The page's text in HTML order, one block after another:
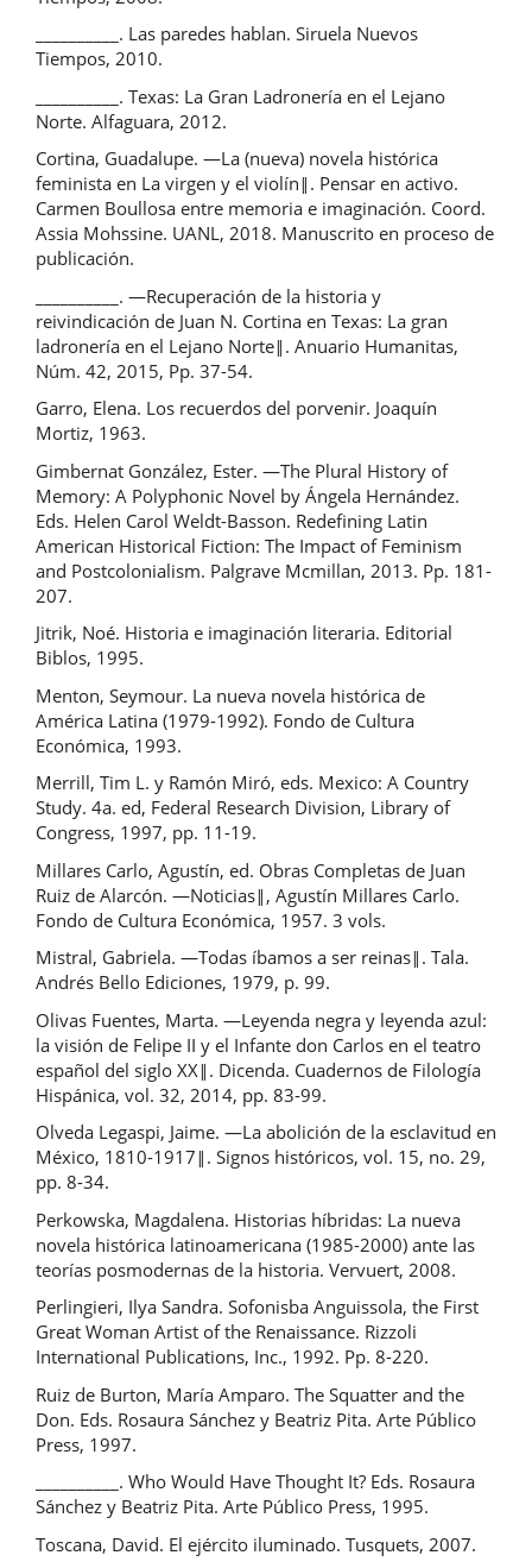
__________. Las paredes hablan. Siruela Nuevos
Tiempos, 2010.
__________. Texas: La Gran Ladronería en el Lejano
Norte. Alfaguara, 2012.
Cortina, Guadalupe. ―La (nueva) novela histórica
feminista en La virgen y el violín‖. Pensar en activo.
Carmen Boullosa entre memoria e imaginación. Coord.
Assia Mohssine. UANL, 2018. Manuscrito en proceso de
publicación.
__________. ―Recuperación de la historia y
reivindicación de Juan N. Cortina en Texas: La gran
ladronería en el Lejano Norte‖. Anuario Humanitas,
Núm. 42, 2015, Pp. 37-54.
Garro, Elena. Los recuerdos del porvenir. Joaquín
Mortiz, 1963.
Gimbernat González, Ester. ―The Plural History of
Memory: A Polyphonic Novel by Ángela Hernández.
Eds. Helen Carol Weldt-Basson. Redefining Latin
American Historical Fiction: The Impact of Feminism
and Postcolonialism. Palgrave Mcmillan, 2013. Pp. 181-
207.
Jitrik, Noé. Historia e imaginación literaria. Editorial
Biblos, 1995.
Menton, Seymour. La nueva novela histórica de
América Latina (1979-1992). Fondo de Cultura
Económica, 1993.
Merrill, Tim L. y Ramón Miró, eds. Mexico: A Country
Study. 4a. ed, Federal Research Division, Library of
Congress, 1997, pp. 11-19.
Millares Carlo, Agustín, ed. Obras Completas de Juan
Ruiz de Alarcón. ―Noticias‖, Agustín Millares Carlo.
Fondo de Cultura Económica, 1957. 3 vols.
Mistral, Gabriela. ―Todas íbamos a ser reinas‖. Tala.
Andrés Bello Ediciones, 1979, p. 99.
Olivas Fuentes, Marta. ―Leyenda negra y leyenda azul:
la visión de Felipe II y el Infante don Carlos en el teatro
español del siglo XX‖. Dicenda. Cuadernos de Filología
Hispánica, vol. 32, 2014, pp. 83-99.
Olveda Legaspi, Jaime. ―La abolición de la esclavitud en
México, 1810-1917‖. Signos históricos, vol. 15, no. 29,
pp. 8-34.
Perkowska, Magdalena. Historias híbridas: La nueva
novela histórica latinoamericana (1985-2000) ante las
teorías posmodernas de la historia. Vervuert, 2008.
Perlingieri, Ilya Sandra. Sofonisba Anguissola, the First
Great Woman Artist of the Renaissance. Rizzoli
International Publications, Inc., 1992. Pp. 8-220.
Ruiz de Burton, María Amparo. The Squatter and the
Don. Eds. Rosaura Sánchez y Beatriz Pita. Arte Público
Press, 1997.
__________. Who Would Have Thought It? Eds. Rosaura
Sánchez y Beatriz Pita. Arte Público Press, 1995.
Toscana, David. El ejército iluminado. Tusquets, 2007.